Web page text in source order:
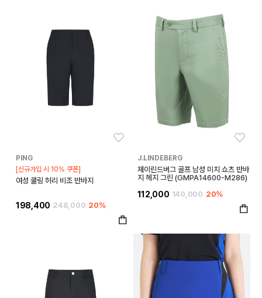
PING
[신규가입 시 10% 쿠폰]
여성 쿨링 허리 비조 반바지
198,400 248,000 20%
J.LINDEBERG
제이린드버그 골프 남성 미치 쇼츠 반바
지 헤지 그린 (GMPA14600-M286)
112,000 140,000 20%